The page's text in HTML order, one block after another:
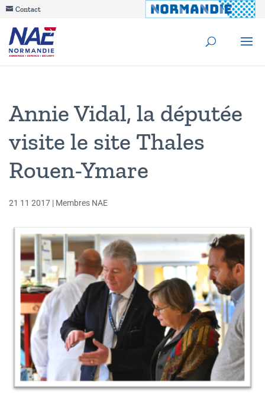
Contact
Annie Vidal, la députée
visite le site Thales
Rouen-Ymare
21 11 2017 | Membres NAE